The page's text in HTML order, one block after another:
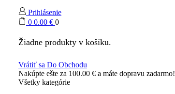
Prihlásenie
0 0.00 € 0
Žiadne produkty v košíku.
Vrátiť sa Do Obchodu
Nakúpte ešte za 100.00 € a máte dopravu zadarmo!
Všetky kategórie